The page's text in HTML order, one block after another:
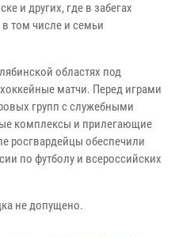
и других, где в забегах
том числе и семьи
областях под
матчи. Перед играми
групп с служебными
комплексы и прилегающие
росгвардейцы обеспечили
по футболу и всероссийских
не допущено.